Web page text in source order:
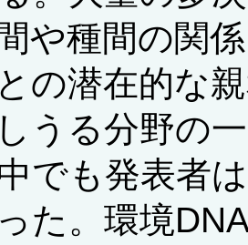
や種間の関
の潜在的な
うる分野の
でも発表者
た。環境